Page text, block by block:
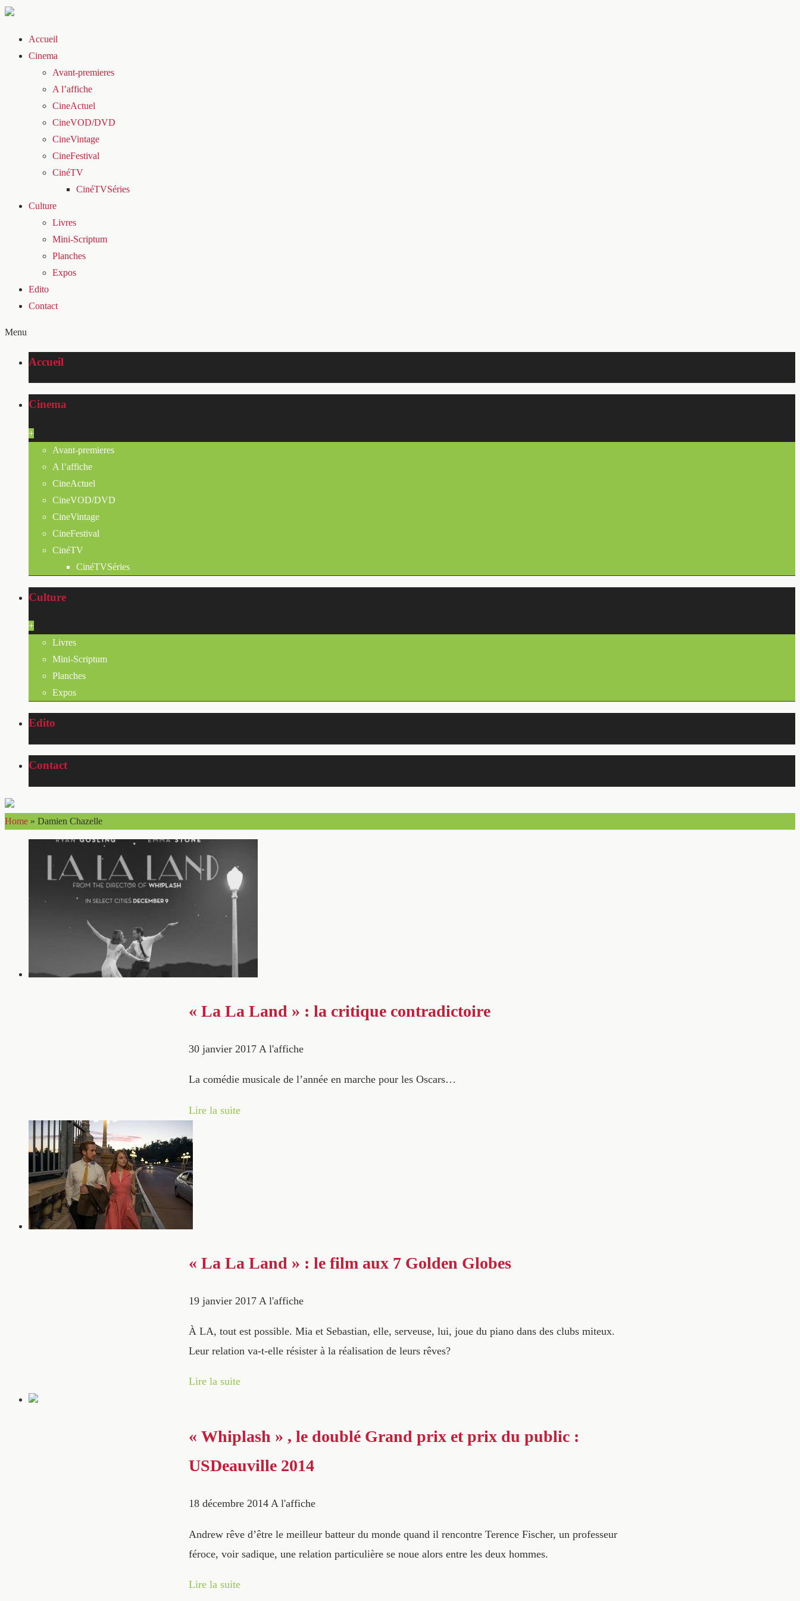
Accueil
Cinema
Avant-premieres
A l’affiche
CineActuel
CineVOD/DVD
CineVintage
CineFestival
CinéTV
CinéTVSéries
Culture
Livres
Mini-Scriptum
Planches
Expos
Edito
Contact
Menu
Accueil
Cinema
+
Avant-premieres
A l’affiche
CineActuel
CineVOD/DVD
CineVintage
CineFestival
CinéTV
CinéTVSéries
Culture
+
Livres
Mini-Scriptum
Planches
Expos
Edito
Contact
Home » Damien Chazelle
« La La Land » : la critique contradictoire
30 janvier 2017 A l'affiche
La comédie musicale de l’année en marche pour les Oscars…
Lire la suite
« La La Land » : le film aux 7 Golden Globes
19 janvier 2017 A l'affiche
À LA, tout est possible. Mia et Sebastian, elle, serveuse, lui, joue du piano dans des clubs miteux.
Leur relation va-t-elle résister à la réalisation de leurs rêves?
Lire la suite
« Whiplash » , le doublé Grand prix et prix du public :
USDeauville 2014
18 décembre 2014 A l'affiche
Andrew rêve d’être le meilleur batteur du monde quand il rencontre Terence Fischer, un professeur
féroce, voir sadique, une relation particulière se noue alors entre les deux hommes.
Lire la suite